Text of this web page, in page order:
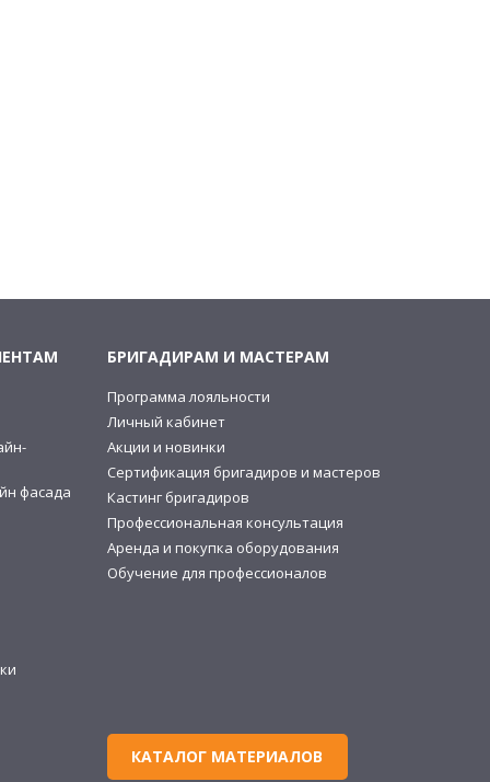
фасада
БРИГАДИРАМ И МАСТЕРАМ
Программа лояльности
Личный кабинет
Акции и новинки
Сертификация бригадиров и мастеров
Кастинг бригадиров
Профессиональная консультация
Аренда и покупка оборудования
Обучение для профессионалов
КАТАЛОГ МАТЕРИАЛОВ